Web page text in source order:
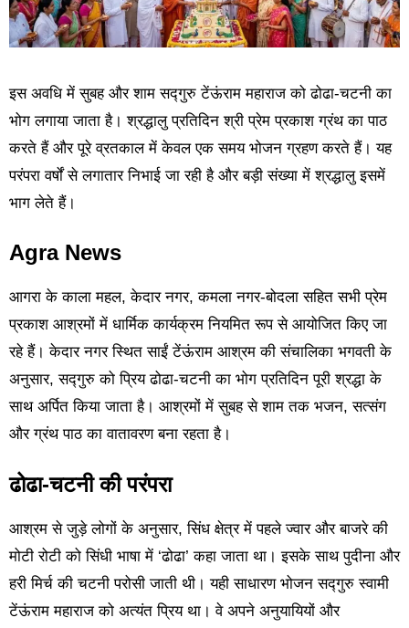
इस अवधि में सुबह और शाम सद्गुरु टेंऊंराम महाराज को ढोढा-चटनी का
भोग लगाया जाता है। श्रद्धालु प्रतिदिन श्री प्रेम प्रकाश ग्रंथ का पाठ
करते हैं और पूरे व्रतकाल में केवल एक समय भोजन ग्रहण करते हैं। यह
परंपरा वर्षों से लगातार निभाई जा रही है और बड़ी संख्या में श्रद्धालु इसमें
भाग लेते हैं।
Agra News
आगरा के काला महल, केदार नगर, कमला नगर-बोदला सहित सभी प्रेम
प्रकाश आश्रमों में धार्मिक कार्यक्रम नियमित रूप से आयोजित किए जा
रहे हैं। केदार नगर स्थित साईं टेंऊंराम आश्रम की संचालिका भगवती के
अनुसार, सद्गुरु को प्रिय ढोढा-चटनी का भोग प्रतिदिन पूरी श्रद्धा के
साथ अर्पित किया जाता है। आश्रमों में सुबह से शाम तक भजन, सत्संग
और ग्रंथ पाठ का वातावरण बना रहता है।
ढोढा-चटनी की परंपरा
आश्रम से जुड़े लोगों के अनुसार, सिंध क्षेत्र में पहले ज्वार और बाजरे की
मोटी रोटी को सिंधी भाषा में ‘ढोढा’ कहा जाता था। इसके साथ पुदीना और
हरी मिर्च की चटनी परोसी जाती थी। यही साधारण भोजन सद्गुरु स्वामी
टेंऊंराम महाराज को अत्यंत प्रिय था। वे अपने अनुयायियों और